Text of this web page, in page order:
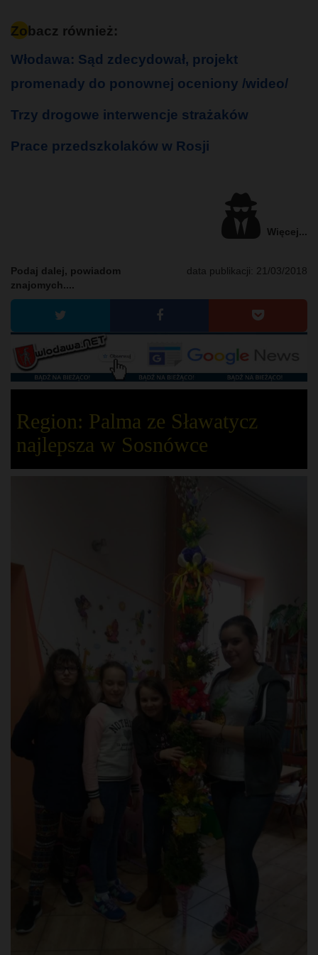
Zobacz również:
Włodawa: Sąd zdecydował, projekt
promenady do ponownej oceniony /wideo/
Trzy drogowe interwencje strażaków
Prace przedszkolaków w Rosji
Więcej...
data publikacji: 21/03/2018
Podaj dalej, powiadom
znajomych....
Region: Palma ze Sławatycz
najlepsza w Sosnówce